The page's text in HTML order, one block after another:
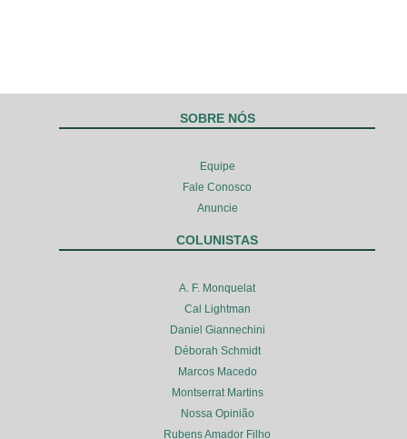
SOBRE NÓS
Equipe
Fale Conosco
Anuncie
COLUNISTAS
A. F. Monquelat
Cal Lightman
Daniel Giannechini
Déborah Schmidt
Marcos Macedo
Montserrat Martins
Nossa Opinião
Rubens Amador Filho